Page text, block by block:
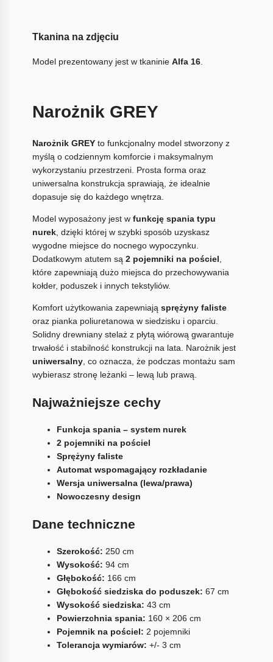
Tkanina na zdjęciu
Model prezentowany jest w tkaninie Alfa 16.
Narożnik GREY
Narożnik GREYto funkcjonalny model stworzony z
myślą o codziennym komforcie i maksymalnym
wykorzystaniu przestrzeni. Prosta forma oraz
uniwersalna konstrukcja sprawiają, że idealnie
dopasuje się do każdego wnętrza.
Model wyposażony jest w funkcję spania typu
nurek, dzięki której w szybki sposób uzyskasz
wygodne miejsce do nocnego wypoczynku.
Dodatkowym atutem są 2 pojemniki na pościel,
które zapewniają dużo miejsca do przechowywania
kołder, poduszek i innych tekstyliów.
Komfort użytkowania zapewniają sprężyny faliste
oraz pianka poliuretanowa w siedzisku i oparciu.
Solidny drewniany stelaż z płytą wiórową gwarantuje
trwałość i stabilność konstrukcji na lata. Narożnik jest
uniwersalny, co oznacza, że podczas montażu sam
wybierasz stronę leżanki – lewą lub prawą.
Najważniejsze cechy
Funkcja spania – system nurek
2 pojemniki na pościel
Sprężyny faliste
Automat wspomagający rozkładanie
Wersja uniwersalna (lewa/prawa)
Nowoczesny design
Dane techniczne
Szerokość: 250 cm
Wysokość: 94 cm
Głębokość: 166 cm
Głębokość siedziska do poduszek: 67 cm
Wysokość siedziska: 43 cm
Powierzchnia spania: 160 × 206 cm
Pojemnik na pościel: 2 pojemniki
Tolerancja wymiarów: +/- 3 cm